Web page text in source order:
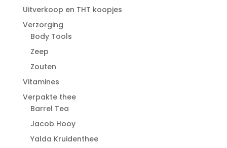
Uitverkoop en THT koopjes
Verzorging
Body Tools
Zeep
Zouten
Vitamines
Verpakte thee
Barrel Tea
Jacob Hooy
Yalda Kruidenthee